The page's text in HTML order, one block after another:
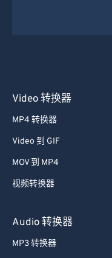
Video 转换器
MP4 转换器
Video 到 GIF
MOV 到 MP4
视频转换器
Audio 转换器
MP3 转换器